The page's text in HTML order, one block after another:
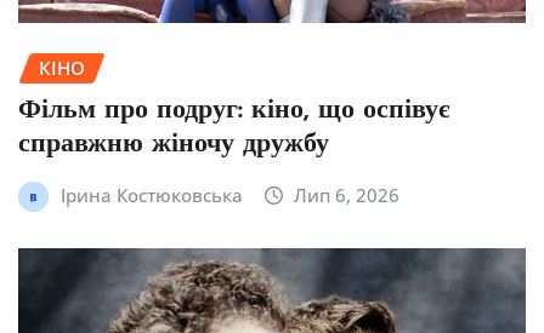
КІНО
Фільм про подруг: кіно, що оспівує
справжню жіночу дружбу
Ірина Костюковська Лип 6, 2026